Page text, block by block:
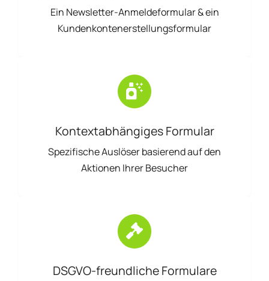
Ein Newsletter-Anmeldeformular & ein
Kundenkontenerstellungsformular
Kontextabhängiges Formular
Spezifische Auslöser basierend auf den
Aktionen Ihrer Besucher
DSGVO-freundliche Formulare